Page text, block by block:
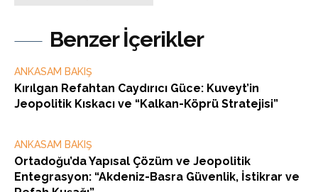
Benzer İçerikler
ANKASAM BAKIŞ
Kırılgan Refahtan Caydırıcı Güce: Kuveyt’in
Jeopolitik Kıskacı ve “Kalkan-Köprü Stratejisi”
ANKASAM BAKIŞ
Ortadoğu’da Yapısal Çözüm ve Jeopolitik
Entegrasyon: “Akdeniz-Basra Güvenlik, İstikrar ve